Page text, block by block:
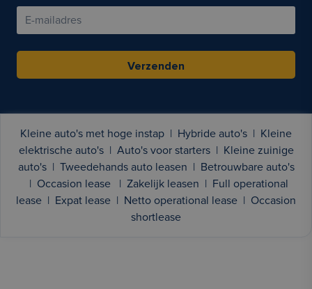
Verzenden
Kleine auto's met hoge instap Hybride auto's
Kleine
elektrische auto's
Auto's voor starters
Kleine zuinige
auto's
Tweedehands auto leasen
Betrouwbare auto's
Occasion lease Zakelijk leasen
Full operational
lease
Expat lease Netto operational lease
Occasion
shortlease